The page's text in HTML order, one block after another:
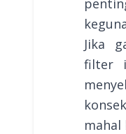
Jika
filter
mahal